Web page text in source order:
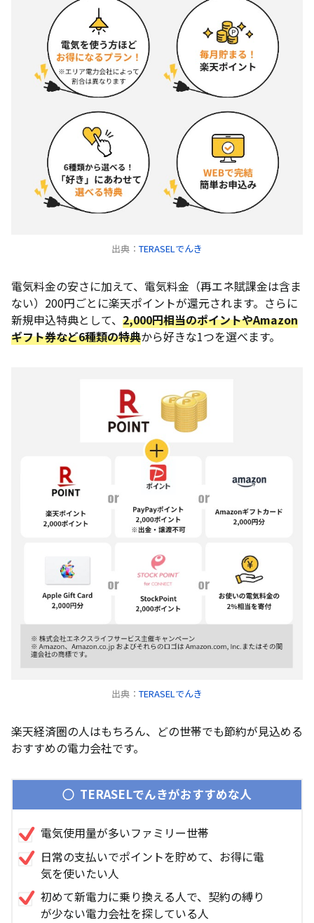
出典： TERASELでんき
電気料金の安さに加えて、電気料金（再エネ賦課金は含ま
ない）200円ごとに楽天ポイントが還元されます。さらに
新規申込特典として、 2,000円相当のポイントやAmazon
ギフト券など6種類の特典から好きな1つを選べます。
出典： TERASELでんき
楽天経済圏の人はもちろん、どの世帯でも節約が見込める
おすすめの電力会社です。
TERASELでんきがおすすめな人
電気使用量が多いファミリー世帯
日常の支払いでポイントを貯めて、お得に電
気を使いたい人
初めて新電力に乗り換える人で、契約の縛り
が少ない電力会社を探している人